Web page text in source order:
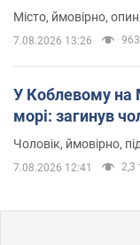
Місто, ймовірно,
7.08.2026 13:26 963
У Коблевому на
морі: загинув
Чоловік, ймовірно,
7.08.2026 12:41 2,3